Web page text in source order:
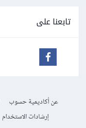
تابعنا على
عن أكاديمية حسوب
إرشادات الاستخدام